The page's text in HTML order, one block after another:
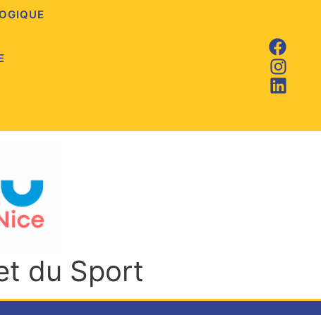
du Sport